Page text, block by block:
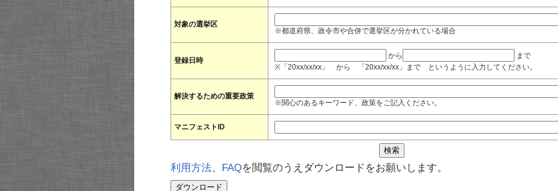
対象の選挙区
※都道府県、政令市や合併で選挙区が分かれている場合
登録日時
から
まで
※「20xx/xx/xx」 から 「20xx/xx/xx」まで というように入力してください。
解決するための重要政策
※関心のあるキーワード、政策をご記入ください。
マニフェストID
利用方法、 FAQを閲覧のうえダウンロードをお願いします。